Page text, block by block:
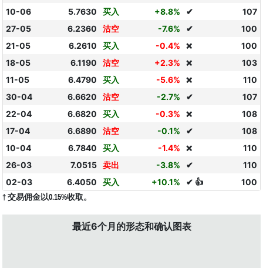
10-06
5.7630 买入 +8.8% ✔
107
27-05
6.2360 沽空 -7.6% ✔
100
21-05
6.2610 买入 -0.4% ❌
100
18-05
6.1190 沽空 +2.3% ❌
103
11-05
6.4790 买入 -5.6% ❌
110
30-04
6.6620 沽空 -2.7% ✔
107
22-04
6.6820 买入 -0.3% ❌
108
17-04
6.6890 沽空 -0.1% ✔
108
10-04
6.7840 买入 -1.4% ❌
110
26-03
7.0515 卖出 -3.8% ✔
110
02-03
6.4050 买入 +10.1% ✔ 👍 100
† 交易佣金以0.15%收取。
最近6个月的形态和确认图表